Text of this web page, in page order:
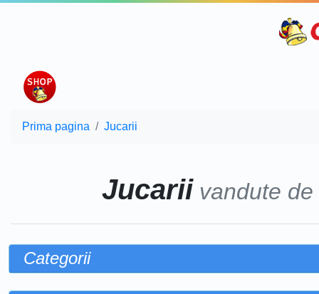
Prima pagina Jucarii
Jucariivandute de
Categorii